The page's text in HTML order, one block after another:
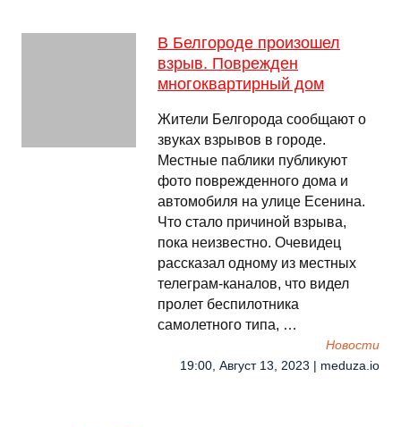
В Белгороде произошел
взрыв. Поврежден
многоквартирный дом
Жители Белгорода сообщают о
звуках взрывов в городе.
Местные паблики публикуют
фото поврежденного дома и
автомобиля на улице Есенина.
Что стало причиной взрыва,
пока неизвестно. Очевидец
рассказал одному из местных
телеграм-каналов, что видел
пролет беспилотника
самолетного типа, …
Новости
19:00, Август 13, 2023 | meduza.io